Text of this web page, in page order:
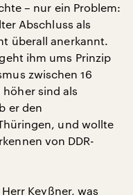
– nur ein Problem:
Abschluss als
überall anerkannt.
ihm ums Prinzip
zwischen 16
sind als
er den
und wollte
von DDR-
Keyßner, was